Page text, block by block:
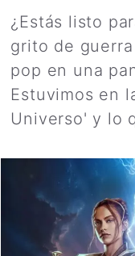
¿Estás listo
grito de
pop en una
Estuvimos en
Universo' y lo